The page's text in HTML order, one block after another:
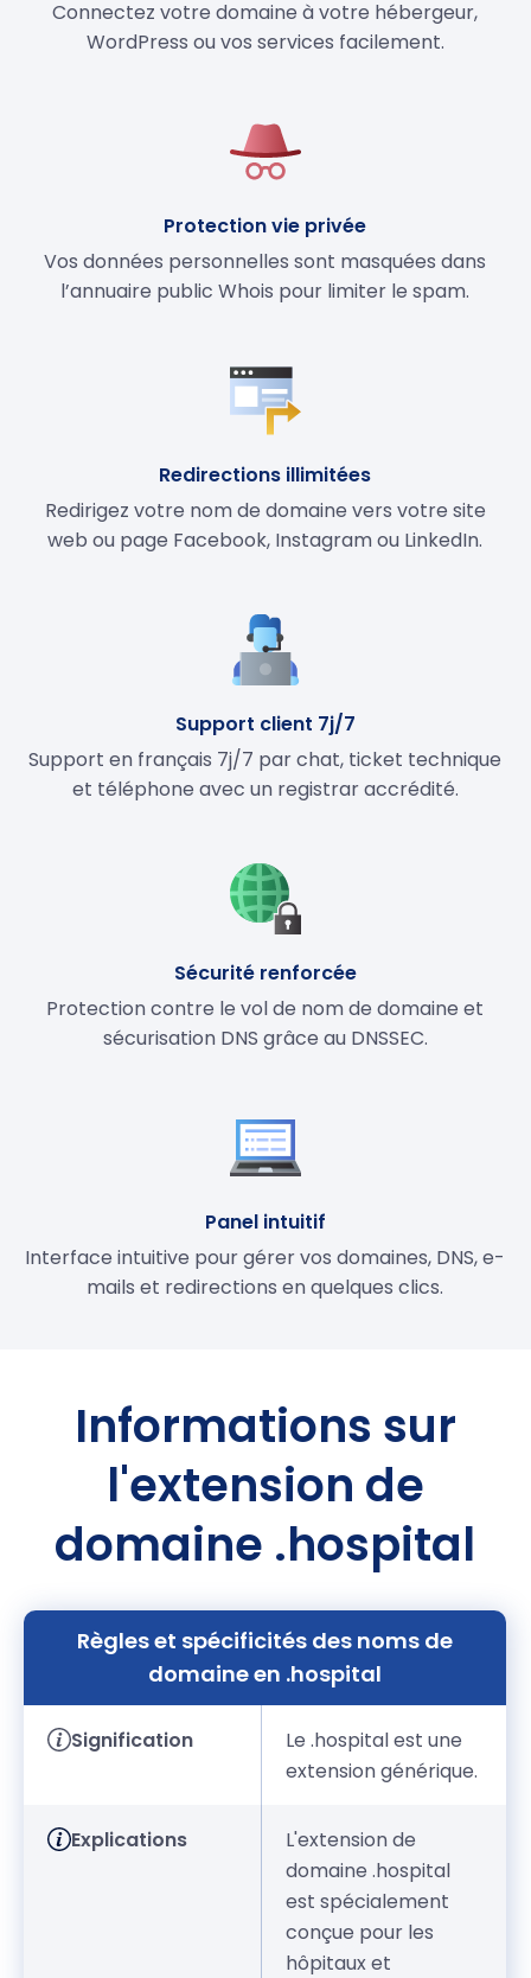
Connectez votre domaine à votre hébergeur,
WordPress ou vos services facilement.
Protection vie privée
Vos données personnelles sont masquées dans
l’annuaire public Whois pour limiter le spam.
Redirections illimitées
Redirigez votre nom de domaine vers votre site
web ou page Facebook, Instagram ou LinkedIn.
Support client 7j/7
Support en français 7j/7 par chat, ticket technique
et téléphone avec un registrar accrédité.
Sécurité renforcée
Protection contre le vol de nom de domaine et
sécurisation DNS grâce au DNSSEC.
Panel intuitif
Interface intuitive pour gérer vos domaines, DNS, e-
mails et redirections en quelques clics.
Informations sur
l'extension de
domaine .hospital
Règles et spécificités des noms de
domaine en .hospital
Signification
Le .hospital est une
extension générique.
Explications
L'extension de
domaine .hospital
est spécialement
conçue pour les
hôpitaux et